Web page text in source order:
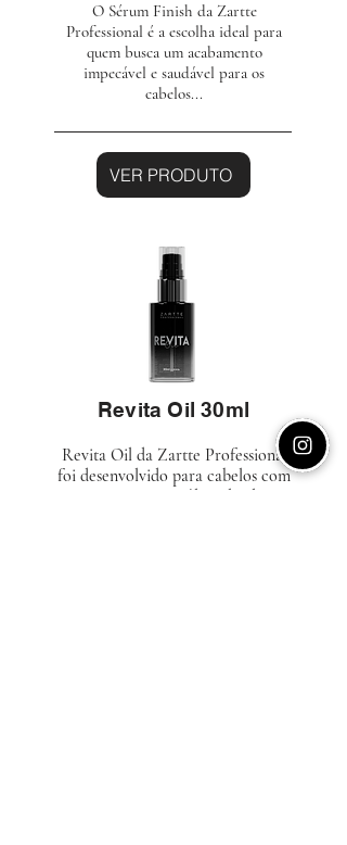
O Sérum Finish da Zartte
Professional é a escolha ideal para
quem busca um acabamento
impecável e saudável para os
cabelos...
VER PRODUTO
Revita Oil 30ml
Revita Oil da Zartte Professional
foi desenvolvido para cabelos com
progressiva, este óleo ultraleve